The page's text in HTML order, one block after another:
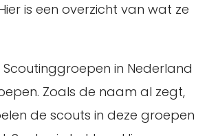
is een overzicht van wat ze
Scoutinggroepen in Nederland
Zoals de naam al zegt,
de scouts in deze groepen